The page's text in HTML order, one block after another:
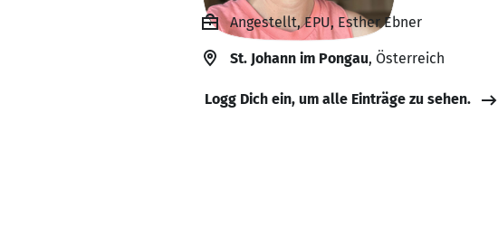
Angestellt, EPU, Esther Ebner
St. Johann im Pongau, Österreich
Logg Dich ein, um alle Einträge zu sehen.